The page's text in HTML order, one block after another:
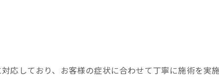
応しており、お客様の症状に合わせて丁寧に施術を実